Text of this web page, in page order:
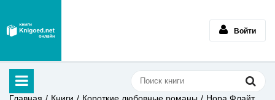
Войти